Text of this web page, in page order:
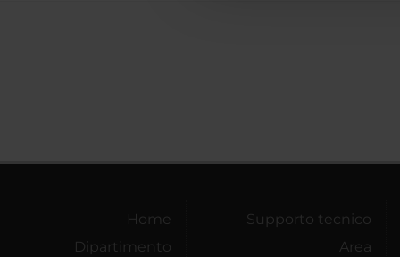
Home
Dipartimento
Supporto tecnico
Area